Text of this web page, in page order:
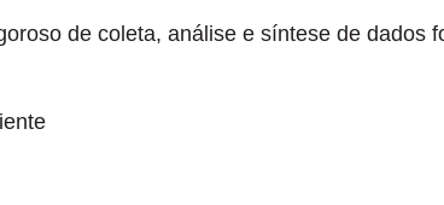
de coleta, análise e síntese de dados